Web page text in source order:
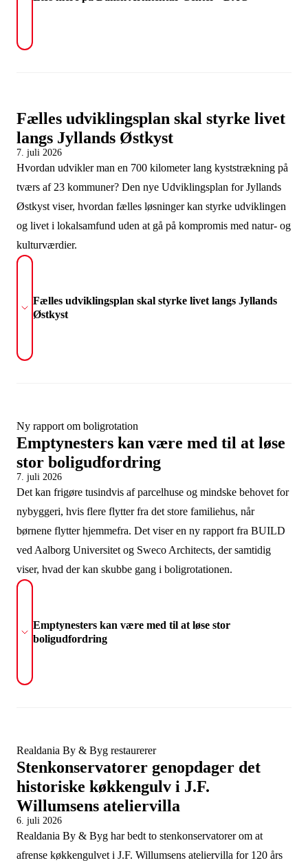
Fælles udviklingsplan skal styrke livet
langs Jyllands Østkyst
7. juli 2026
Hvordan udvikler man en 700 kilometer lang kyststrækning på
tværs af 23 kommuner? Den nye Udviklingsplan for Jyllands
Østkyst viser, hvordan fælles løsninger kan styrke udviklingen
og livet i lokalsamfund uden at gå på kompromis med natur- og
kulturværdier.
Fælles udviklingsplan skal styrke livet langs Jyllands
Østkyst
Ny rapport om boligrotation
Emptynesters kan være med til at løse
stor boligudfordring
7. juli 2026
Det kan frigøre tusindvis af parcelhuse og mindske behovet for
nybyggeri, hvis flere flytter fra det store familiehus, når
børnene flytter hjemmefra. Det viser en ny rapport fra BUILD
ved Aalborg Universitet og Sweco Architects, der samtidig
viser, hvad der kan skubbe gang i boligrotationen.
Emptynesters kan være med til at løse stor
boligudfordring
Realdania By & Byg restaurerer
Stenkonservatorer genopdager det
historiske køkkengulv i J.F.
Willumsens ateliervilla
6. juli 2026
Realdania By & Byg har bedt to stenkonservatorer om at
afrense køkkengulvet i J.F. Willumsens ateliervilla for 120 års